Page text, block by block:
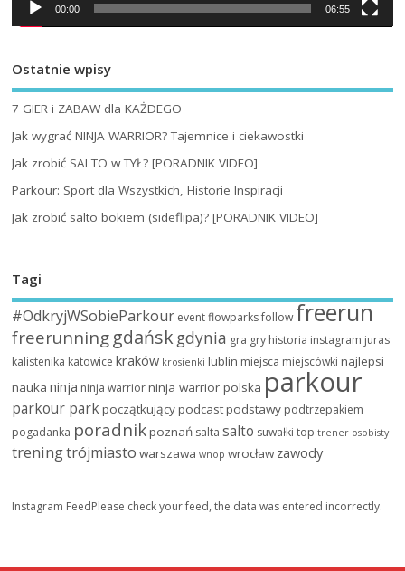
00:00 06:55
Ostatnie wpisy
7 GIER i ZABAW dla KAŻDEGO
Jak wygrać NINJA WARRIOR? Tajemnice i ciekawostki
Jak zrobić SALTO w TYŁ? [PORADNIK VIDEO]
Parkour: Sport dla Wszystkich, Historie Inspiracji
Jak zrobić salto bokiem (sideflipa)? [PORADNIK VIDEO]
Tagi
#OdkryjWSobieParkour event flowparks followfreerun
freerunninggdańskgdynia gra gry historia instagram juras
kalistenika katowice kraków krosienki lublin miejsca miejscówki najlepsi
nauka ninja ninja warrior ninja warrior polska parkour
parkour parkpoczątkującypodcastpodstawy podtrzepakiem
pogadanka poradnikpoznań salta salto suwałki top trener osobisty
treningtrójmiasto warszawa wnop wrocławzawody
Instagram FeedPlease check your feed, the data was entered incorrectly.